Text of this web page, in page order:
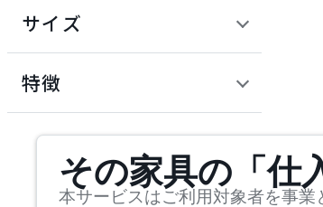
オフプライス什器
ADAL
アダルトータルインテリ
アコレクション
サイズ
mm
検索
~
特徴
その家具の「仕
本サービスはご利用対象者を事業